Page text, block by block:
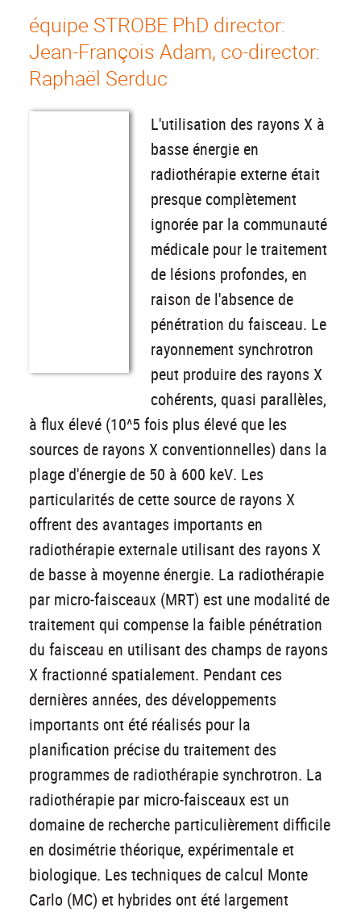
équipe STROBE PhD director:
Jean-François Adam, co-director:
Raphaël Serduc
L'utilisation des rayons X à
basse énergie en
radiothérapie externe était
presque complètement
ignorée par la communauté
médicale pour le traitement
de lésions profondes, en
raison de l'absence de
pénétration du faisceau. Le
rayonnement synchrotron
peut produire des rayons X
cohérents, quasi parallèles,
à flux élevé (10^5 fois plus élevé que les
sources de rayons X conventionnelles) dans la
plage d'énergie de 50 à 600 keV. Les
particularités de cette source de rayons X
offrent des avantages importants en
radiothérapie externale utilisant des rayons X
de basse à moyenne énergie. La radiothérapie
par micro-faisceaux (MRT) est une modalité de
traitement qui compense la faible pénétration
du faisceau en utilisant des champs de rayons
X fractionné spatialement. Pendant ces
dernières années, des développements
importants ont été réalisés pour la
planification précise du traitement des
programmes de radiothérapie synchrotron. La
radiothérapie par micro-faisceaux est un
domaine de recherche particulièrement difficile
en dosimétrie théorique, expérimentale et
biologique. Les techniques de calcul Monte
Carlo (MC) et hybrides ont été largement